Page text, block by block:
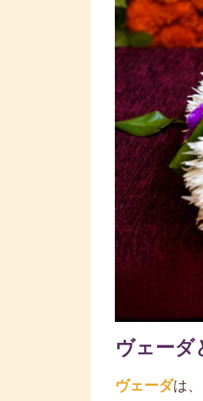
ヴェーダ
ヴェーダは